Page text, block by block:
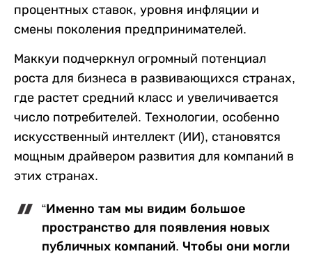
процентных ставок, уровня инфляции и
смены поколения предпринимателей.
Маккуи подчеркнул огромный потенциал
роста для бизнеса в развивающихся странах,
где растет средний класс и увеличивается
число потребителей. Технологии, особенно
искусственный интеллект (ИИ), становятся
мощным драйвером развития для компаний в
этих странах.
“Именно там мы видим большое
пространство для появления новых
публичных компаний. Чтобы они могли